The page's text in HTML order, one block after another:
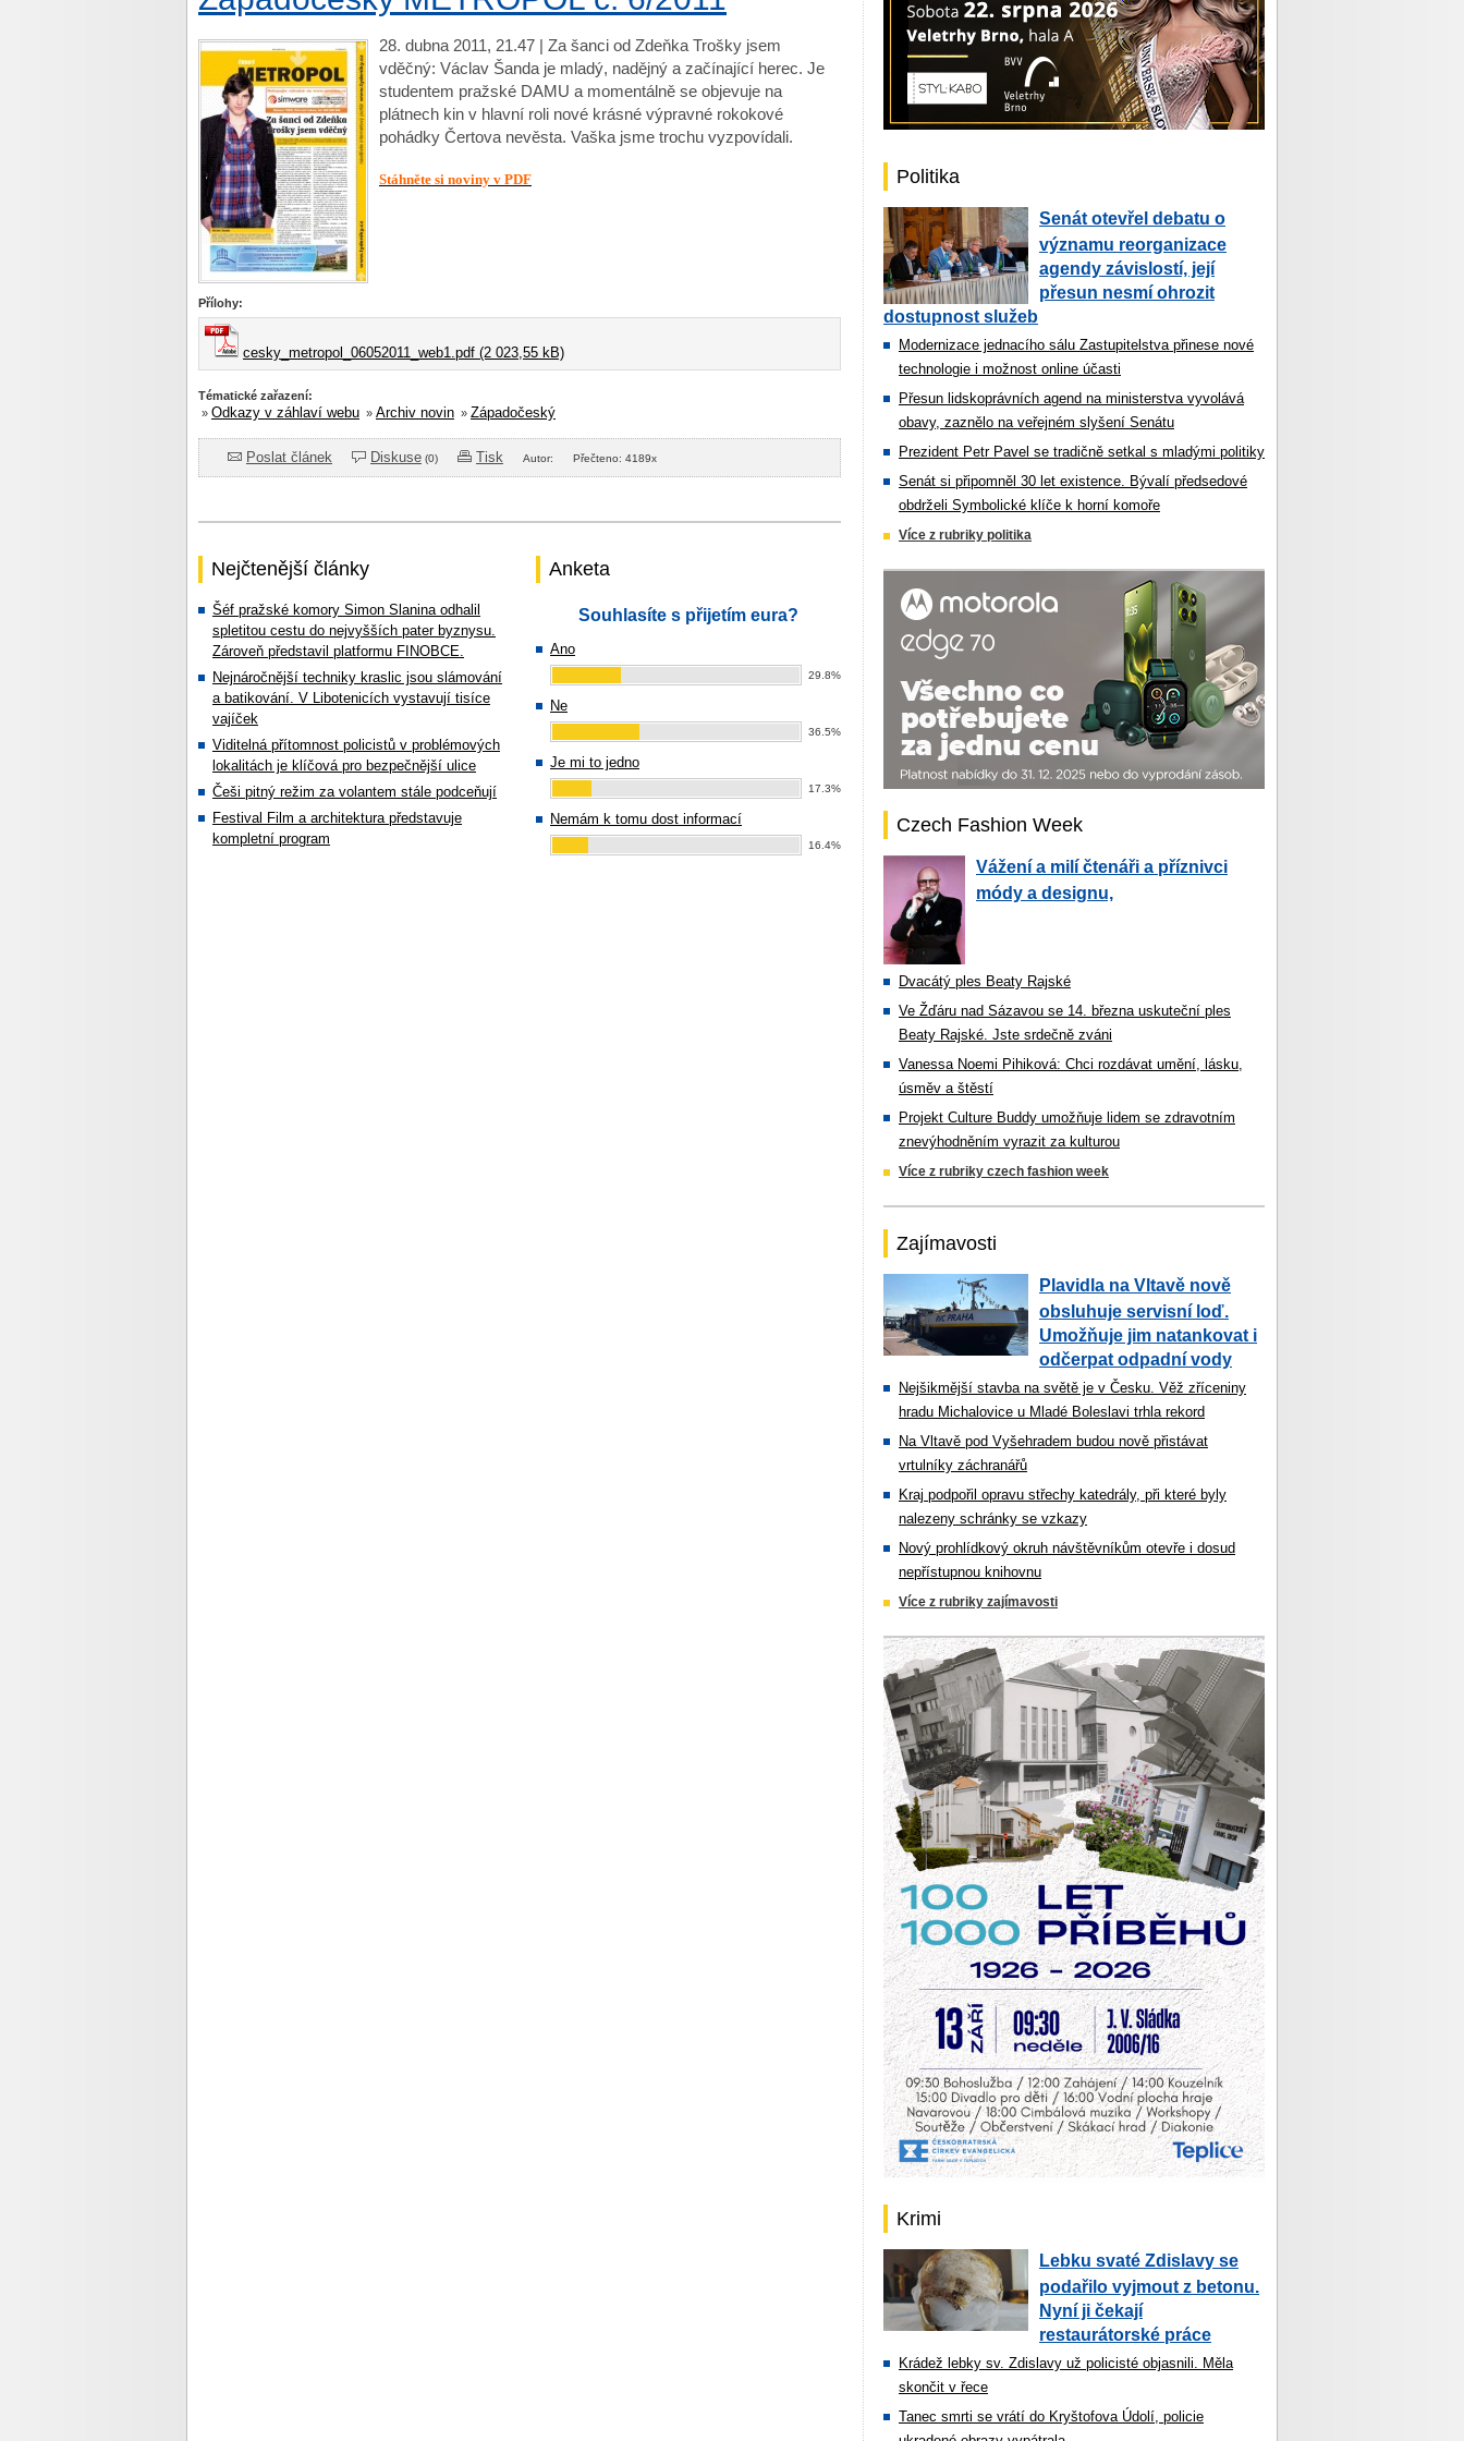
28. dubna 2011, 21.47 | Za šanci od Zdeňka Trošky jsem
vděčný: Václav Šanda je mladý, nadějný a začínající herec. Je
studentem pražské DAMU a momentálně se objevuje na
plátnech kin v hlavní roli nové krásné výpravné rokokové
pohádky Čertova nevěsta. Vaška jsme trochu vyzpovídali.
Stáhněte si noviny v PDF
Přílohy:
cesky_metropol_06052011_web1.pdf (2 023,55 kB)
Tématické zařazení:
» Odkazy v záhlaví webu » Archiv novin » Západočeský
Poslat článek Diskuse (0) Tisk Autor: Přečteno: 4189x
Nejčtenější články
Šéf pražské komory Simon Slanina odhalil
spletitou cestu do nejvyšších pater byznysu.
Zároveň představil platformu FINOBCE.
Nejnáročnější techniky kraslic jsou slámování
a batikování. V Libotenicích vystavují tisíce
vajíček
Viditelná přítomnost policistů v problémových
lokalitách je klíčová pro bezpečnější ulice
Češi pitný režim za volantem stále podceňují
Festival Film a architektura představuje
kompletní program
Anketa
Souhlasíte s přijetím eura?
Ano
29.8%
Ne
36.5%
Je mi to jedno
17.3%
Nemám k tomu dost informací
16.4%
Politika
Senát otevřel debatu o
významu reorganizace
agendy závislostí, její
přesun nesmí ohrozit
dostupnost služeb
Modernizace jednacího sálu Zastupitelstva přinese nové
technologie i možnost online účasti
Přesun lidskoprávních agend na ministerstva vyvolává
obavy, zaznělo na veřejném slyšení Senátu
Prezident Petr Pavel se tradičně setkal s mladými politiky
Senát si připomněl 30 let existence. Bývalí předsedové
obdrželi Symbolické klíče k horní komoře
Více z rubriky politika
Czech Fashion Week
Vážení a milí čtenáři a příznivci
módy a designu,
Dvacátý ples Beaty Rajské
Ve Žďáru nad Sázavou se 14. března uskuteční ples
Beaty Rajské. Jste srdečně zváni
Vanessa Noemi Pihiková: Chci rozdávat umění, lásku,
úsměv a štěstí
Projekt Culture Buddy umožňuje lidem se zdravotním
znevýhodněním vyrazit za kulturou
Více z rubriky czech fashion week
Zajímavosti
Plavidla na Vltavě nově
obsluhuje servisní loď.
Umožňuje jim natankovat i
odčerpat odpadní vody
Nejšikmější stavba na světě je v Česku. Věž zříceniny
hradu Michalovice u Mladé Boleslavi trhla rekord
Na Vltavě pod Vyšehradem budou nově přistávat
vrtulníky záchranářů
Kraj podpořil opravu střechy katedrály, při které byly
nalezeny schránky se vzkazy
Nový prohlídkový okruh návštěvníkům otevře i dosud
nepřístupnou knihovnu
Více z rubriky zajímavosti
Krimi
Lebku svaté Zdislavy se
podařilo vyjmout z betonu.
Nyní ji čekají
restaurátorské práce
Krádež lebky sv. Zdislavy už policisté objasnili. Měla
skončit v řece
Tanec smrti se vrátí do Kryštofova Údolí, policie